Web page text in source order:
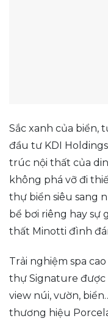
Sắc xanh của biển,
đầu tư KDI
trúc nội thất của
không phá vỡ đi
thự biển siêu sang
bể bơi riêng hay sự
thất Minotti đình
Trải nghiệm spa
thự Signature được
view núi, vườn,
thương hiệu